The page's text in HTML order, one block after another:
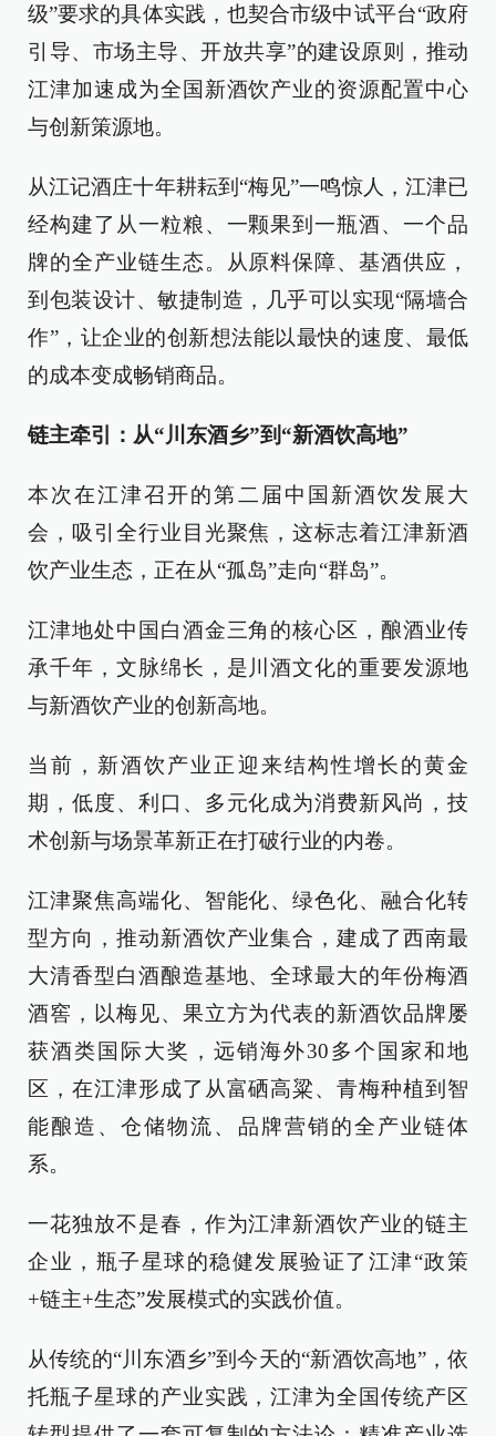
级”要求的具体实践，也契合市级中试平台“政府
引导、市场主导、开放共享”的建设原则，推动
江津加速成为全国新酒饮产业的资源配置中心
与创新策源地。
从江记酒庄十年耕耘到“梅见”一鸣惊人，江津已
经构建了从一粒粮、一颗果到一瓶酒、一个品
牌的全产业链生态。从原料保障、基酒供应，
到包装设计、敏捷制造，几乎可以实现“隔墙合
作”，让企业的创新想法能以最快的速度、最低
的成本变成畅销商品。
链主牵引：从“川东酒乡”到“新酒饮高地”
本次在江津召开的第二届中国新酒饮发展大
会，吸引全行业目光聚焦，这标志着江津新酒
饮产业生态，正在从“孤岛”走向“群岛”。
江津地处中国白酒金三角的核心区，酿酒业传
承千年，文脉绵长，是川酒文化的重要发源地
与新酒饮产业的创新高地。
当前，新酒饮产业正迎来结构性增长的黄金
期，低度、利口、多元化成为消费新风尚，技
术创新与场景革新正在打破行业的内卷。
江津聚焦高端化、智能化、绿色化、融合化转
型方向，推动新酒饮产业集合，建成了西南最
大清香型白酒酿造基地、全球最大的年份梅酒
酒窖，以梅见、果立方为代表的新酒饮品牌屡
获酒类国际大奖，远销海外30多个国家和地
区，在江津形成了从富硒高粱、青梅种植到智
能酿造、仓储物流、品牌营销的全产业链体
系。
一花独放不是春，作为江津新酒饮产业的链主
企业，瓶子星球的稳健发展验证了江津“政策
+链主+生态”发展模式的实践价值。
从传统的“川东酒乡”到今天的“新酒饮高地”，依
托瓶子星球的产业实践，江津为全国传统产区